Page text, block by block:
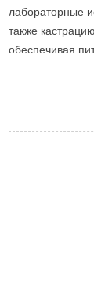
лабораторные
также
обеспечивая